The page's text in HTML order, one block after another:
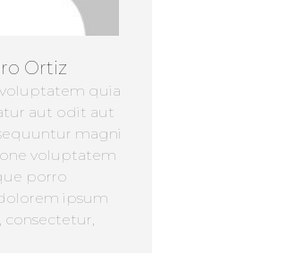
Ortiz
quia
aut odit aut
magni
voluptatem
porro
ipsum
consectetur,